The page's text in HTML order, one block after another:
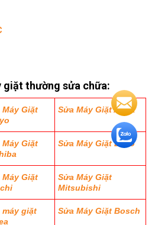
giặt thường sửa chữa:
Máy Giặt
Sửa Máy Giặt Aqua
Máy Giặt
Sửa Máy Giặt Beko
Máy Giặt
Sửa Máy Giặt
Mitsubishi
máy giặt
Sửa Máy Giặt Bosch